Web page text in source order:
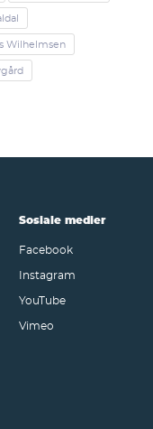
Wilhelmsen
Sosiale medier
Facebook
Instagram
YouTube
Vimeo